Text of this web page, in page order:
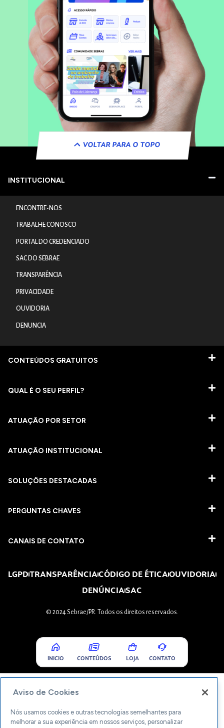
VOLTAR PARA O TOPO
INSTITUCIONAL
ENCONTRE-NOS
TRABALHE CONOSCO
PORTAL DO CREDENCIADO
SAC DO SEBRAE
TRANSPARÊNCIA
PRIVACIDADE
OUVIDORIA
DENUNCIA
CONTEÚDOS GRATUITOS
QUAL É O SEU PERFIL?
ATUAÇÃO POR SETOR
ATUAÇÃO INSTITUCIONAL
SOLUÇÕES DESTACADAS
PERGUNTAS CHAVES​
CANAIS DE CONTATO
LGPDTRANSPARÊNCIACÓDIGO DE ÉTICAOUVIDORIA
DENÚNCIASAC
© 2024 Sebrae/PR. Todos os direitos reservados.
INICIO CONTEÚDOS LOJA CONTATO
Aviso de Cookies
Nós usamos cookies e outras tecnologias semelhantes para
melhorar a sua experiência em nossos serviços, personalizar